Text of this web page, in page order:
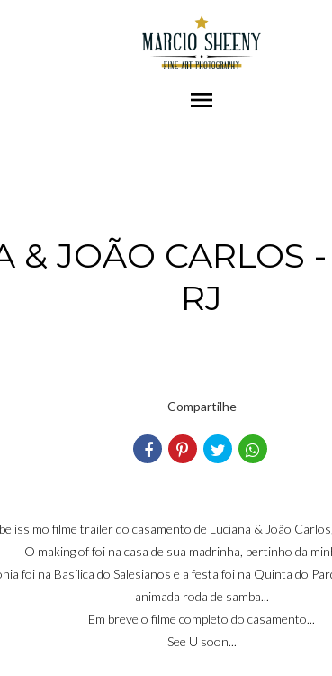
menu
& JOÃO CARLOS
RJ
Compartilhe
filme trailer do casamento de Luciana & João
O making of foi na casa de sua madrinha, pertinho da
foi na Basílica do Salesianos e a festa foi na Quinta do
animada roda de samba...
Em breve o filme completo do casamento...
See U soon...